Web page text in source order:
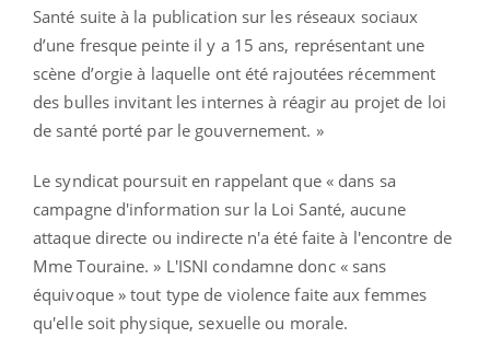
Santé suite à la publication sur les réseaux sociaux
d’une fresque peinte il y a 15 ans, représentant une
scène d’orgie à laquelle ont été rajoutées récemment
des bulles invitant les internes à réagir au projet de loi
de santé porté par le gouvernement. »
Le syndicat poursuit en rappelant que « dans sa
campagne d'information sur la Loi Santé, aucune
attaque directe ou indirecte n'a été faite à l'encontre de
Mme Touraine. » L'ISNI condamne donc « sans
équivoque » tout type de violence faite aux femmes
qu'elle soit physique, sexuelle ou morale.